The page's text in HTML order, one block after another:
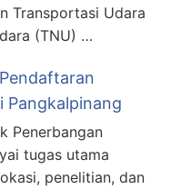
Transportasi Udara
(TNU) …
Pangkalpinang
Penerbangan
tugas utama
penelitian, dan